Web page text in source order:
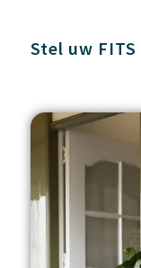
Stel uw